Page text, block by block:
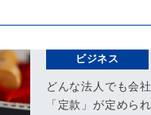
ビジネス
どんな法人でも会
「定款」が定めら